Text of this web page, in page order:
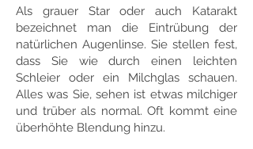
Als grauer Star oder auch Katarakt
bezeichnet man die Eintrübung der
natürlichen Augenlinse. Sie stellen fest,
dass Sie wie durch einen leichten
Schleier oder ein Milchglas schauen.
Alles was Sie, sehen ist etwas milchiger
und trüber als normal. Oft kommt eine
überhöhte Blendung hinzu.